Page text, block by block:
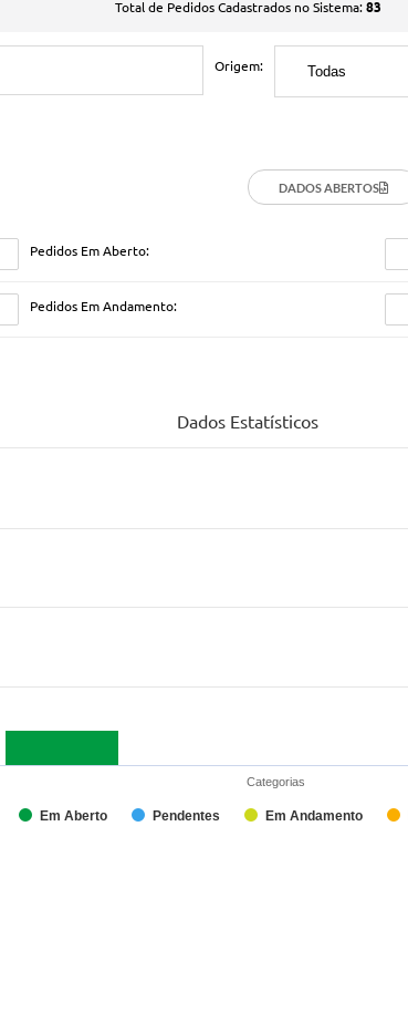
Total de Pedidos Cadastrados no Sistema: 83
Origem:
DADOS ABERTOS
Pedidos Em Aberto:
Pedidos Em Andamento:
Dados Estatísticos
Em Aberto Pendentes Em Andamento
Categorias